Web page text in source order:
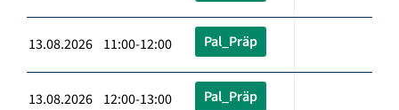
13.08.2026 11:00-12:00 Pal_Präp
13.08.2026 12:00-13:00 Pal_Präp